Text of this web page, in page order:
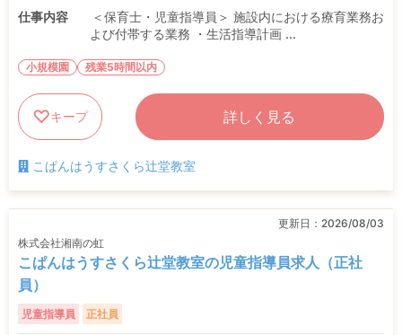
仕事内容
＜保育士・児童指導員＞ 施設内における療育業務お
よび付帯する業務 ・生活指導計画 ...
小規模園 残業5時間以内
キープ 詳しく見る
こぱんはうすさくら辻堂教室
更新日： 2026/08/03
株式会社湘南の虹
こぱんはうすさくら辻堂教室の児童指導員求人（正社
員）
児童指導員 正社員